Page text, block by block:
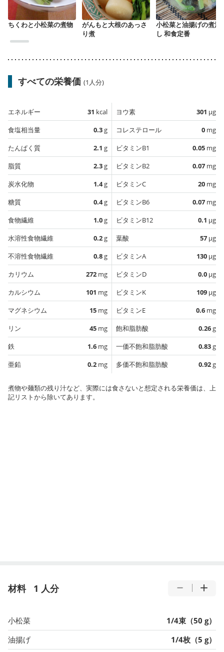
ちくわと小松菜の煮物
がんもと大根のあっさ
り煮
小松菜と油揚げの煮浸
し 和食定番
すべての栄養価 (1人分)
エネルギー 31 kcal
食塩相当量
0.3g
たんぱく質
2.1 g
脂質
2.3g
炭水化物
1.4g
糖質
0.4g
食物繊維
1.0g
水溶性食物繊維
0.2g
不溶性食物繊維
0.8g
カリウム
272 mg
カルシウム
101 mg
マグネシウム
15 mg
リン
45 mg
鉄
1.6 mg
亜鉛
0.2 mg
ヨウ素 301 µg
コレステロール
0 mg
ビタミンB1
0.05 mg
ビタミンB2
0.07 mg
ビタミンC
20 mg
ビタミンB6
0.07 mg
ビタミンB12
0.1 µg
葉酸
57 µg
ビタミンA
130 µg
ビタミンD
0.0 µg
ビタミンK
109 µg
ビタミンE
0.6 mg
飽和脂肪酸
0.26g
一価不飽和脂肪酸
0.83g
多価不飽和脂肪酸
0.92g
煮物や麺類の残り汁など、実際には食さないと想定される栄養価は、上
記リストから除いてあります。
材料 1 人分
小松菜
1/4束（50 g）
油揚げ
1/4枚（5 g）